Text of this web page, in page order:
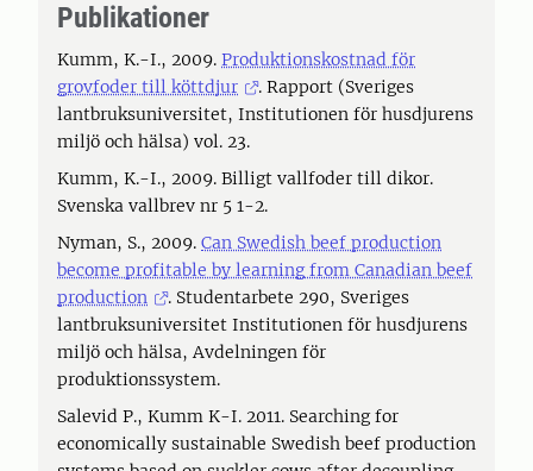
Publikationer
Kumm, K.-I., 2009. Produktionskostnad för
grovfoder till köttdjur
. Rapport (Sveriges
lantbruksuniversitet, Institutionen för husdjurens
miljö och hälsa) vol. 23.
Kumm, K.-I., 2009. Billigt vallfoder till dikor.
Svenska vallbrev nr 5 1-2.
Nyman, S., 2009. Can Swedish beef production
become profitable by learning from Canadian beef
production
. Studentarbete 290, Sveriges
lantbruksuniversitet Institutionen för husdjurens
miljö och hälsa, Avdelningen för
produktionssystem.
Salevid P., Kumm K-I. 2011. Searching for
economically sustainable Swedish beef production